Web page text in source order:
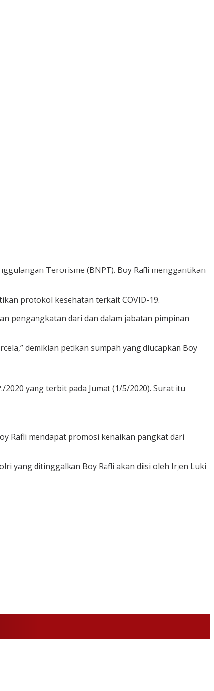
Terorisme (BNPT). Boy Rafli menggantikan
protokol kesehatan terkait COVID-19.
pengangkatan dari dan dalam jabatan pimpinan
demikian petikan sumpah yang diucapkan Boy
yang terbit pada Jumat (1/5/2020). Surat itu
Rafli mendapat promosi kenaikan pangkat dari
yang ditinggalkan Boy Rafli akan diisi oleh Irjen Luki